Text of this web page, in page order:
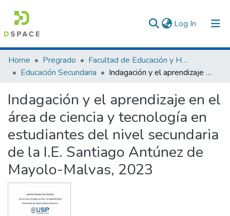
Log In (current)
Communities & Collections
All of DSpace
Statistics
Home Pregrado
Facultad de Educación y Humanidades
Educación Secundaria
Indagación y el aprendizaje en el área de ciencia y tecnología en estudiantes del nivel secundaria de la I.E. Santiago Antúnez de Mayolo-Malvas, 2023
Indagación y el aprendizaje en el
área de ciencia y tecnología en
estudiantes del nivel secundaria
de la I.E. Santiago Antúnez de
Mayolo-Malvas, 2023